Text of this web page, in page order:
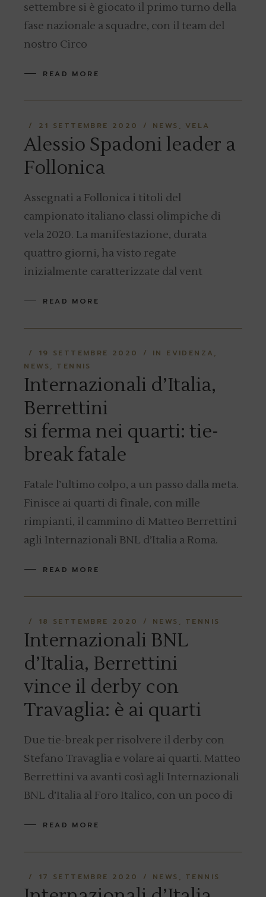
settembre si è giocato il primo turno della
fase nazionale a squadre, con il team del
nostro Circo
READ MORE
21 SETTEMBRE 2020 NEWS VELA
Alessio Spadoni leader a
Follonica
Assegnati a Follonica i titoli del
campionato italiano classi olimpiche di
vela 2020. La manifestazione, durata
quattro giorni, ha visto regate
inizialmente caratterizzate dal vent
READ MORE
19 SETTEMBRE 2020
IN EVIDENZA
NEWS
TENNIS
Internazionali d’Italia,
Berrettini
si ferma nei quarti: tie-
break fatale
Fatale l’ultimo colpo, a un passo dalla meta.
Finisce ai quarti di finale, con mille
rimpianti, il cammino di Matteo Berrettini
agli Internazionali BNL d’Italia a Roma.
READ MORE
18 SETTEMBRE 2020 NEWS TENNIS
Internazionali BNL
d’Italia, Berrettini
vince il derby con
Travaglia: è ai quarti
Due tie-break per risolvere il derby con
Stefano Travaglia e volare ai quarti. Matteo
Berrettini va avanti così agli Internazionali
BNL d’Italia al Foro Italico, con un poco di
READ MORE
17 SETTEMBRE 2020 NEWS TENNIS